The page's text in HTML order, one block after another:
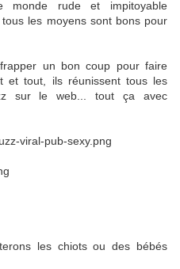
rude et impitoyable
les moyens sont bons pour
un bon coup pour faire
et tout, ils réunissent tous les
sur le web... tout ça avec
les chiots ou des bébés